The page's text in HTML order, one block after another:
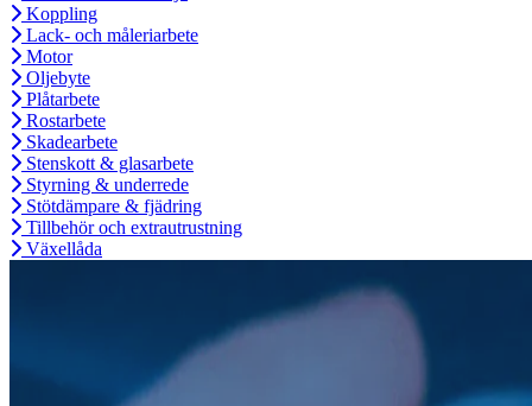
Koppling
Lack- och måleriarbete
Motor
Oljebyte
Plåtarbete
Rostarbete
Skadearbete
Stenskott & glasarbete
Styrning & underrede
Stötdämpare & fjädring
Tillbehör och extrautrustning
Växellåda